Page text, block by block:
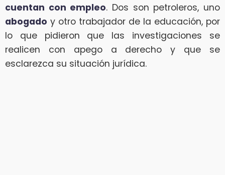
cuentan con empleo. Dos son petroleros, uno
abogado y otro trabajador de la educación, por
lo que pidieron que las investigaciones se
realicen con apego a derecho y que se
esclarezca su situación jurídica.